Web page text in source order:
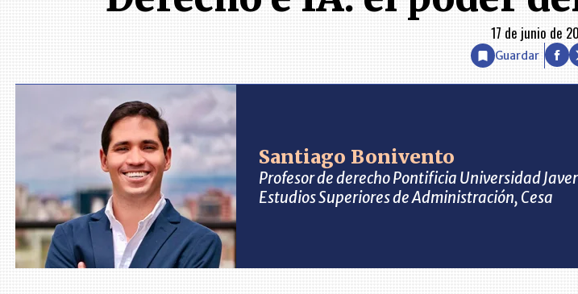
17 de junio de
Guardar
Santiago Bonivento
Profesor de derecho Pontificia Universidad
Estudios Superiores de Administración, Cesa